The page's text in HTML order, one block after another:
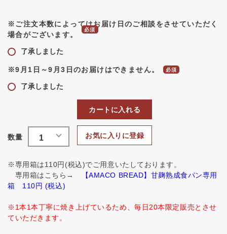
※ご注文本数によってはお届け日のご相談をさせていただく
場合がございます。
了承しました
※9月1日～9月3日のお届けはできません。
了承しました
お気に入りに登録
カートに入れる
※専用箱は110円(税込)でご用意いたしております。
専用箱はこちら→
【AMACO BREAD】甘麹熟成食パン専用
箱 110円 (税込)
※1本1本丁寧に焼き上げているため、毎日20本限定販売とさせ
ていただきます。